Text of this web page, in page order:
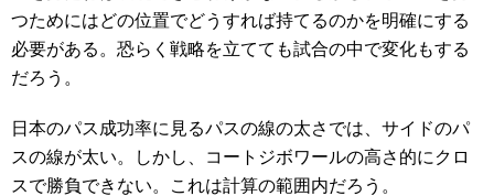
つためにはどの位置でどうすれば持てるのかを明確にする
必要がある。恐らく戦略を立てても試合の中で変化もする
だろう。
日本のパス成功率に見るパスの線の太さでは、サイドのパ
スの線が太い。しかし、コートジボワールの高さ的にクロ
スで勝負できない。これは計算の範囲内だろう。